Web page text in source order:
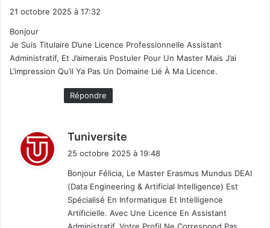
:
21 octobre 2025 à 17:32
Bonjour
Je Suis Titulaire D’une Licence Professionnelle Assistant
Administratif, Et J’aimerais Postuler Pour Un Master Mais J’ai
L’impression Qu’il Ya Pas Un Domaine Lié À Ma Licence.
Répondre
Tuniversite
:
25 octobre 2025 à 19:48
Bonjour Félicia, Le Master Erasmus Mundus DEAI
(Data Engineering & Artificial Intelligence) Est
Spécialisé En Informatique Et Intelligence
Artificielle. Avec Une Licence En Assistant
Administratif, Votre Profil Ne Correspond Pas